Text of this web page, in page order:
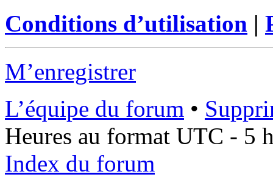
Conditions d’utilisation |
M’enregistrer
L’équipe du forum •
Heures au format UTC - 5
Index du forum